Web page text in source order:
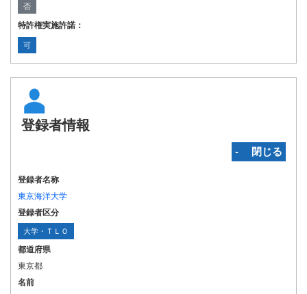
否
特許権実施許諾：
可
登録者情報
‐ 閉じる
登録者名称
東京海洋大学
登録者区分
大学・ＴＬＯ
都道府県
東京都
名前